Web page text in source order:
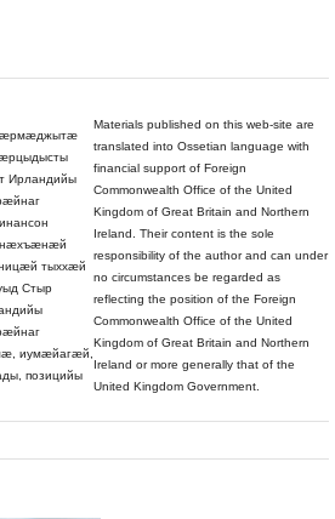
æрмæджытæ
Ирландийы
тыххæй
Стыр
иумæйагæй,
позицийы
Materials published on this web-site are
translated into Ossetian language with
financial support of Foreign
Commonwealth Office of the United
Kingdom of Great Britain and Northern
Ireland. Their content is the sole
responsibility of the author and can under
no circumstances be regarded as
reflecting the position of the Foreign
Commonwealth Office of the United
Kingdom of Great Britain and Northern
Ireland or more generally that of the
United Kingdom Government.